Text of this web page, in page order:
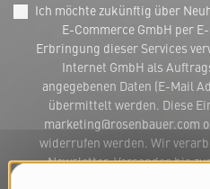
Ich möchte zukünftig über
E-Commerce GmbH per
Erbringung dieser Services
Internet GmbH als
angegebenen Daten (E-Mail
übermittelt werden. Diese
marketing@rosenbauer.com
widerrufen werden. Wir
Newsletter-Versandes bis